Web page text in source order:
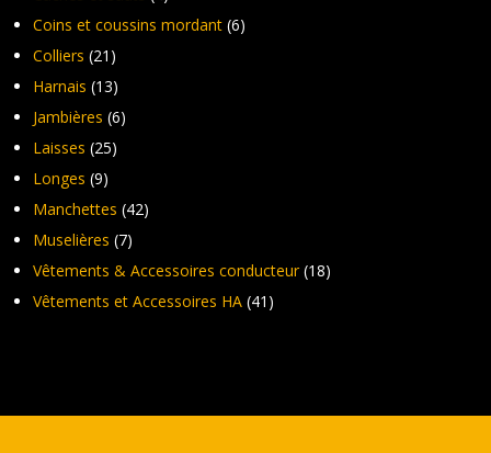
Coins et coussins mordant (6)
Colliers (21)
Harnais (13)
Jambières (6)
Laisses (25)
Longes (9)
Manchettes (42)
Muselières (7)
Vêtements & Accessoires conducteur (18)
Vêtements et Accessoires HA (41)